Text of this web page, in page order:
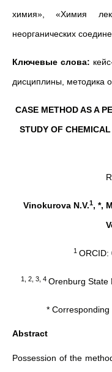
химия», «Химия
неорганических
Ключевые слова:
дисциплины, методика
CASE METHOD AS A
STUDY OF
Vinokurova N.V.1, *,
1 ORCID:
1, 2, 3, 4 Orenburg State
*
Abstract
Possession of the